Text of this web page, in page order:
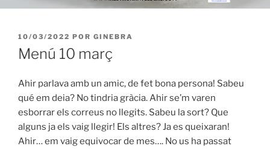
PUBLICADO
EL
10/03/2022 POR GINEBRA
Menú 10 març
Ahir parlava amb un amic, de fet bona persona! Sabeu
qué em deia? No tindria gràcia. Ahir se’m varen
esborrar els correus no llegits. Sabeu la sort? Que
alguns ja els vaig llegir! Els altres? Ja es queixaran!
Ahir… em vaig equivocar de mes…. No us ha passat